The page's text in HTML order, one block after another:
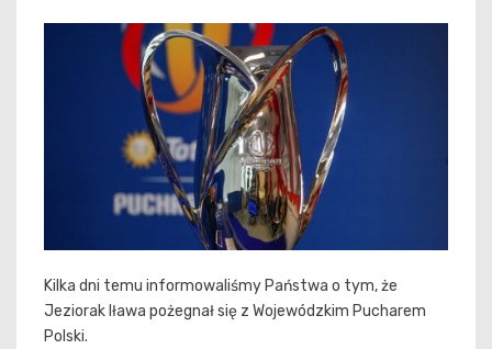
Kilka dni temu informowaliśmy Państwa o tym, że
Jeziorak Iława pożegnał się z Wojewódzkim Pucharem
Polski.